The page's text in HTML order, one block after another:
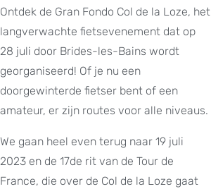
Ontdek de Gran Fondo Col de la Loze, het
langverwachte fietsevenement dat op
28 juli door Brides-les-Bains wordt
georganiseerd! Of je nu een
doorgewinterde fietser bent of een
amateur, er zijn routes voor alle niveaus.
We gaan heel even terug naar 19 juli
2023 en de 17de rit van de Tour de
France, die over de Col de la Loze gaat